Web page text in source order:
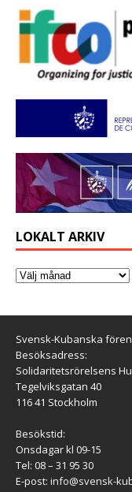
LOKALT ARKIV
Svensk-Kubanska
Besöksadress:
Solidaritetsrörelsens
Tegelviksgatan 40
116 41 Stockholm
Besökstid:
Onsdagar kl 09-15
Tel: 08 – 31 95 30
E-post: info@svensk-